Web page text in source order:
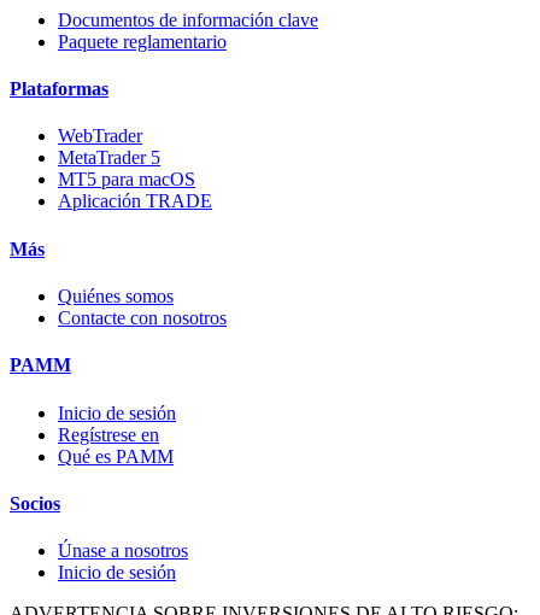
Documentos de información clave
Paquete reglamentario
Plataformas
WebTrader
MetaTrader 5
MT5 para macOS
Aplicación TRADE
Más
Quiénes somos
Contacte con nosotros
PAMM
Inicio de sesión
Regístrese en
Qué es PAMM
Socios
Únase a nosotros
Inicio de sesión